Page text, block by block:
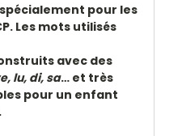
pour les
Les mots utilisés
avec des
lu, di, sa… et très
pour un enfant